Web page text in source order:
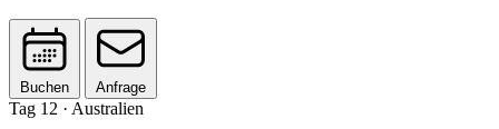
Buchen Anfrage
Tag 12 · Australien